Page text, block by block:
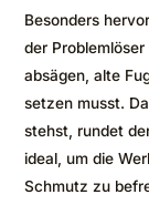
Besonders
der
absägen, alte
setzen musst.
stehst, rundet
ideal, um die
Schmutz zu